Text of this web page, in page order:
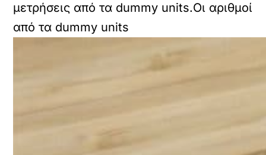
μετρήσεις από τα dummy units.Οι αριθμοί
από τα dummy units